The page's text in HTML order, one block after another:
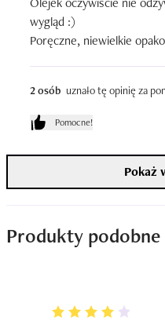
wygląd :)
Poręczne, niewielkie
2 osób uznało tę opinię za
Pomocne!
Pokaż
Produkty podobne